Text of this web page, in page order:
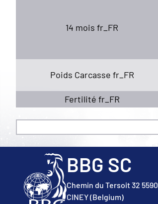
14 mois fr_FR
Poids Carcasse fr_FR
Fertilité fr_FR
BBG SC
Chemin du Tersoit 32 5590
CINEY (Belgium)